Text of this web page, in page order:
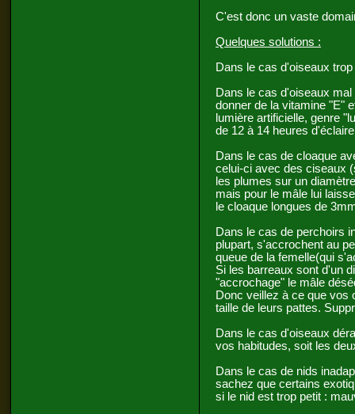
C'est donc un vaste
Quelques solutions :
Dans le cas d'oiseaux
Dans le cas d'oiseaux
donner de la vitamine "E"
lumière artificielle, genre
de 12 à 14 heures
Dans le cas de cloaque
celui-ci avec des ciseaux
les plumes sur un
mais pour le mâle lui
le cloaque longues de
Dans le cas de perchoirs
plupart, s'accrochent au
queue de la femelle(qui
Si les barreaux sont d'un
"accrochage" le mâle
Donc veillez à ce que vos
taille de leurs pattes.
Dans le cas d'oiseaux
vos habitudes, soit les
Dans le cas de nids
sachez que certains
si le nid est trop petit :